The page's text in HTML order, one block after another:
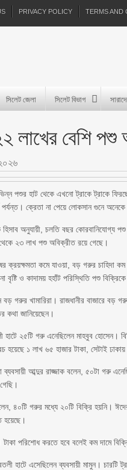
PRIVACY POLICY TERMS AND
সিলেট জেলা সিলেট বিভাগ
লাখের বেশি পশু
পশুর হাট থেকে এখনো ট্রাকে ট্রাকে
ক্রেতা না পেয়ে লোকসান গুনে
হিসাব অনুযায়ী, চলতি বছর কোরবানিযোগ্য
২৩ লাখ পশু অবিক্রীত রয়ে গেছে।
ক্রয়ক্ষমতা কমে যাওয়া, বড় গরুর
বৃষ্টি ও কাদাময় হহাঁট পরিস্থিতি পশু
বড় গরুর খামারিরা। রাজধানীর বাজারে
কথা জানিয়েছেন।
হাটে ২৫টি গরু এনেছিলেন মাহবুব
হয়েছে ১ লাখ ৬৫ হাজার টাকা, সেটাই
ব্যবসায়ী আব্দুর রাজ্জাক বলেন, ৫০টা গরু
৪০টি গরুর মধ্যে ২০টি বিক্রি হয়নি।
হয়েছে।
পরিশোধ করতে হবে বলেই কম দামে
হাটে এসেছিলেন ব্যবসায়ী মামুন।